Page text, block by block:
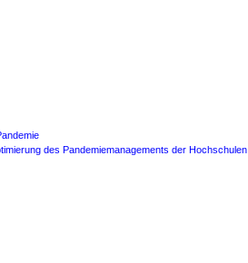
des Pandemiemanagements der Hochschulen